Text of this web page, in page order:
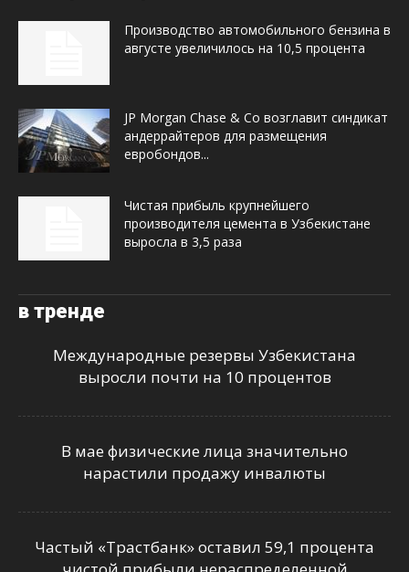
Производство автомобильного бензина в
августе увеличилось на 10,5 процента
JP Morgan Chase & Co возглавит синдикат
андеррайтеров для размещения
евробондов...
Чистая прибыль крупнейшего
производителя цемента в Узбекистане
выросла в 3,5 раза
в тренде
Международные резервы Узбекистана
выросли почти на 10 процентов
В мае физические лица значительно
нарастили продажу инвалюты
Частый «Трастбанк» оставил 59,1 процента